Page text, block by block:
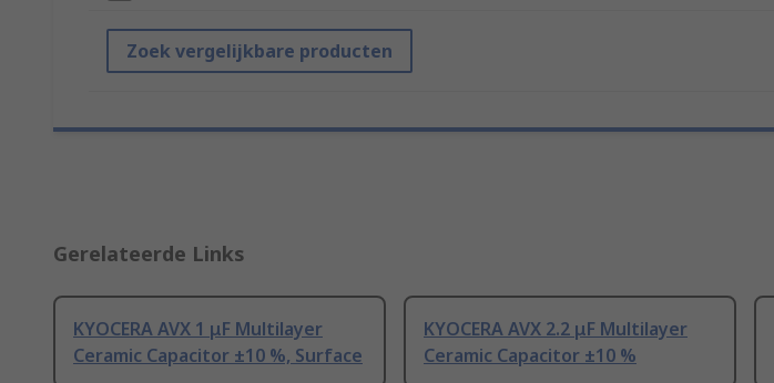
Zoek vergelijkbare producten
Gerelateerde Links
KYOCERA AVX 1 μF Multilayer
Ceramic Capacitor ±10 %, Surface
KYOCERA AVX 2.2 μF Multilayer
Ceramic Capacitor ±10 %